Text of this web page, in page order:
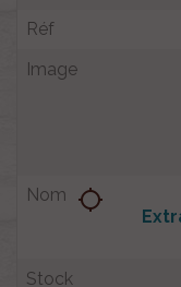
location_searching